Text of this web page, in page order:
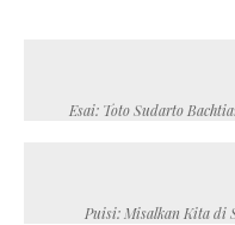
navigation
Esai: Toto Sudarto
Puisi: Misalkan Kita di